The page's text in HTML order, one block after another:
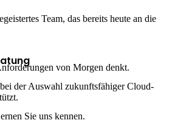
Team, das bereits heute an die
von Morgen denkt.
Sie uns kennen.
der Auswahl zukunftsfähiger Cloud-